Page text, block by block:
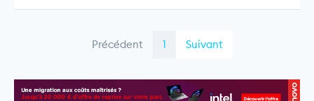
Précédent 1 Suivant